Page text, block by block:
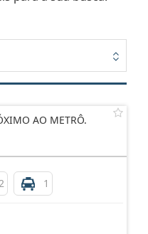
AO METRÔ.
1